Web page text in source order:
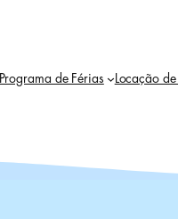
Programa de Férias Locação